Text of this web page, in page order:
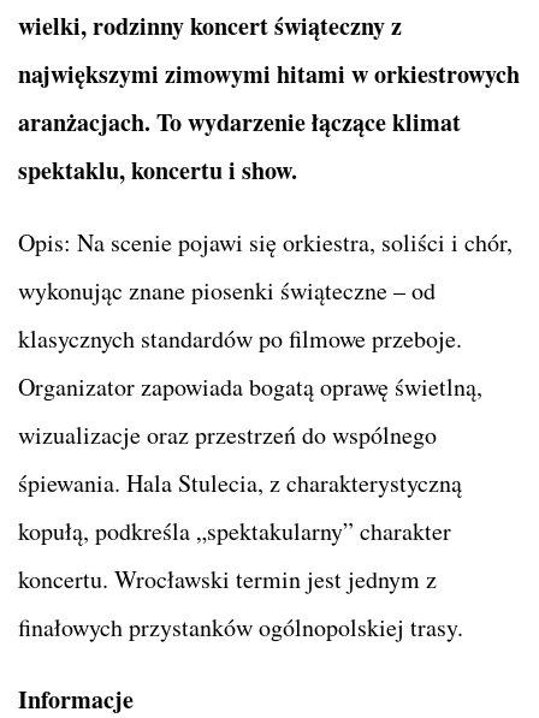
wielki, rodzinny koncert świąteczny z
największymi zimowymi hitami w orkiestrowych
aranżacjach. To wydarzenie łączące klimat
spektaklu, koncertu i show.
Opis: Na scenie pojawi się orkiestra, soliści i chór,
wykonując znane piosenki świąteczne – od
klasycznych standardów po filmowe przeboje.
Organizator zapowiada bogatą oprawę świetlną,
wizualizacje oraz przestrzeń do wspólnego
śpiewania. Hala Stulecia, z charakterystyczną
kopułą, podkreśla „spektakularny” charakter
koncertu. Wrocławski termin jest jednym z
finałowych przystanków ogólnopolskiej trasy.
Informacje